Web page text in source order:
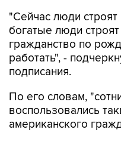
"Сейчас люди строят
богатые люди
гражданство по
работать", -
подписания.
По его словам,
воспользовались
американского